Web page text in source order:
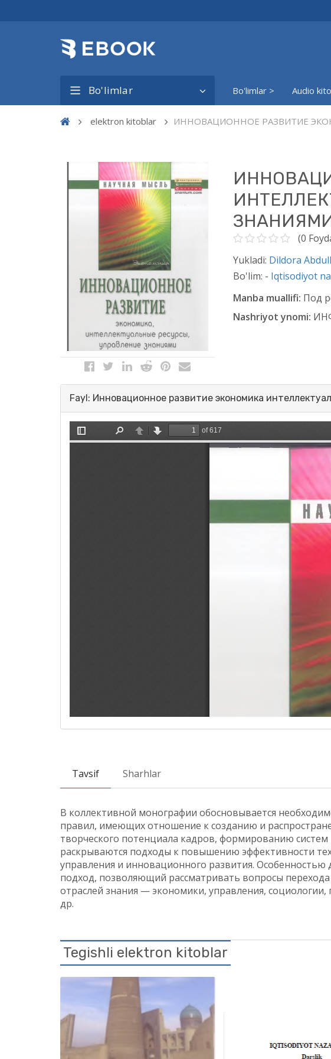
Bo'limlar Bo'limlar > Audio
elektron kitoblar ИННОВАЦИОННОЕ РАЗВИТИЕ
(0
Yukladi: Dildora
Bo'lim: - Iqtisodiyot
Manba muallifi: Под
Nashriyot ynomi:
Fayl: Инновационное развитие экономика
Tavsif Sharhlar
В коллективной монографии обосновывается
правил, имеющих отношение к созданию и
творческого потенциала кадров, формированию
раскрываются подходы к повышению эффективности
управления и инновационного развития.
подход, позволяющий рассматривать вопросы
отраслей знания — экономики, управления,
др.
Tegishli elektron kitoblar